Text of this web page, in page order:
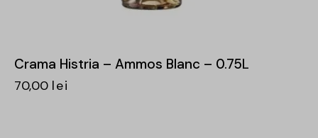
Crama Histria – Ammos Blanc – 0.75L
70,00 lei